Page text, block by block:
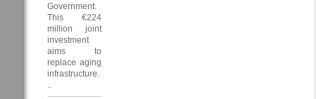
Government.
This €224
million joint
investment
aims to
replace aging
infrastructure.
..